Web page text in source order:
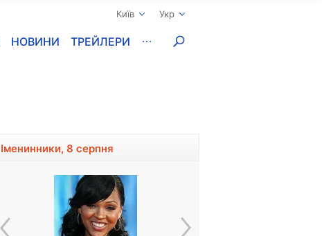
Київ Укр
НОВИНИ ТРЕЙЛЕРИ
Іменинники, 8 серпня